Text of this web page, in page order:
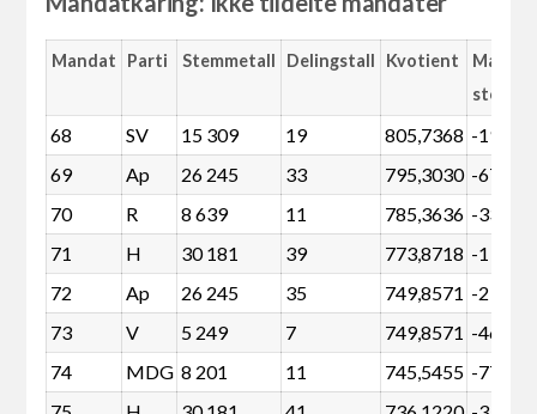
Mandat Parti Stemmetall Delingstall Kvotient
Margin
68 SV 15 309 19 805,7368 -190
69
Ap 26 245 33 795,3030 -674
70
R 8 639 11 785,3636 -334
71
H 30 181 39 773,8718 -1 632
72
Ap 26 245 35 749,8571 -2 305
73
V 5 249 7 749,8571 -461
74
MDG 8 201 11 745,5455 -772